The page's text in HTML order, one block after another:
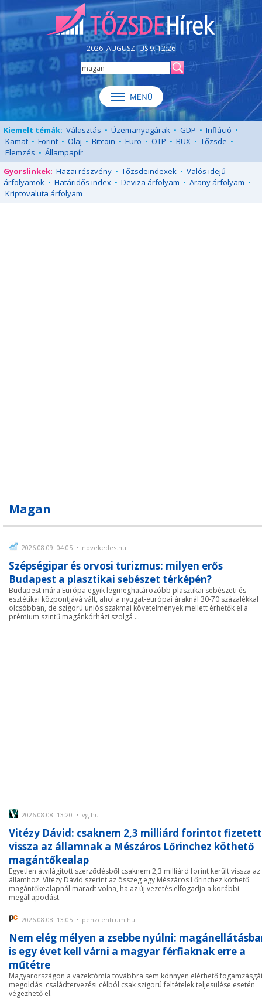
2026. AUGUSZTUS 9. 12:26
Kiemelt témák: Választás • Üzemanyagárak • GDP • Infláció •
Kamat • Forint • Olaj • Bitcoin • Euro • OTP • BUX • Tőzsde •
Elemzés • Állampapír
Gyorslinkek: Hazai részvény • Tőzsdeindexek • Valós idejű
árfolyamok • Határidős index • Deviza árfolyam • Arany árfolyam •
Kriptovaluta árfolyam
Magan
2026.08.09. 04:05 • novekedes.hu
Szépségipar és orvosi turizmus: milyen erős
Budapest a plasztikai sebészet térképén?
Budapest mára Európa egyik legmeghatározóbb plasztikai sebészeti és
esztétikai központjává vált, ahol a nyugat-európai áraknál 30-70 százalékkal
olcsóbban, de szigorú uniós szakmai követelmények mellett érhetők el a
prémium szintű magánkórházi szolgá ...
2026.08.08. 13:20 • vg.hu
Vitézy Dávid: csaknem 2,3 milliárd forintot fizetett
vissza az államnak a Mészáros Lőrinchez köthető
magántőkealap
Egyetlen átvilágított szerződésből csaknem 2,3 milliárd forint került vissza az
államhoz. Vitézy Dávid szerint az összeg egy Mészáros Lőrinchez köthető
magántőkealapnál maradt volna, ha az új vezetés elfogadja a korábbi
megállapodást.
2026.08.08. 13:05 • penzcentrum.hu
Nem elég mélyen a zsebbe nyúlni:
is egy évet kell várni a magyar férfiaknak erre a
műtétre
Magyarországon a vazektómia továbbra sem könnyen elérhető
megoldás: családtervezési célból csak szigorú feltételek teljesülése esetén
végezhető el.